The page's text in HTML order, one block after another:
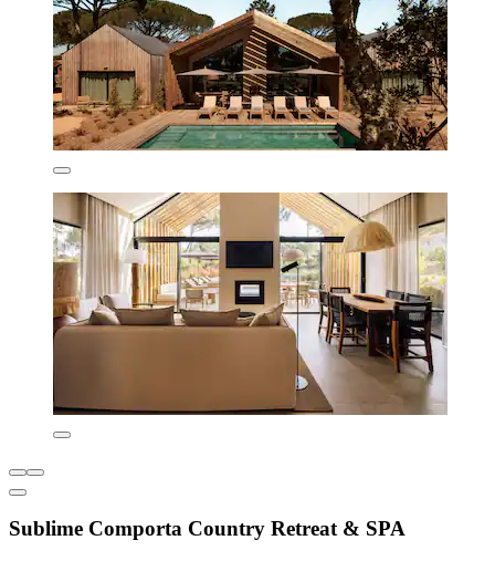
Sublime Comporta Country Retreat & SPA